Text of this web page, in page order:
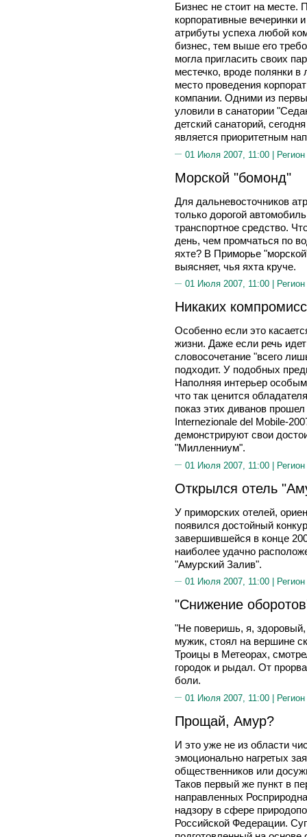
Бизнес не стоит на месте.
корпоративные вечеринки
атрибуты успеха любой
бизнес, тем выше его
могла пригласить своих
местечко, вроде полянки в
место проведения
компании. Одними из
уловили в санатории
детский санаторий,
является приоритетным
01 Июля 2007, 11:00 |
Морской "бомонд"
Для дальневосточников
только дорогой
транспортное средство.
день, чем промчаться по
яхте? В Приморье
выясняет, чья яхта круче.
01 Июля 2007, 11:00 |
Никаких
Особенно если это
жизни. Даже если речь
словосочетание "всего
подходит. У подобных
Наполняя интерьер
что так ценится
показ этих диванов
Internezionale del Mobile-
демонстрируют свои
"Милленниум".
01 Июля 2007, 11:00 |
Открылся отель
У приморских отелей,
появился достойный
завершившейся в конце
наиболее удачно
"Амурский Залив".
01 Июля 2007, 11:00 |
"Снижение
"Не поверишь, я,
мужик, стоял на вершине
Троицы в Метеорах,
городок и рыдал. От
боли.
01 Июля 2007, 11:00 |
Прощай, Амур?
И это уже не из области
эмоционально нагретых
общественников или
Таков первый же пункт в
направленных
надзору в сфере
Российской Федерации.